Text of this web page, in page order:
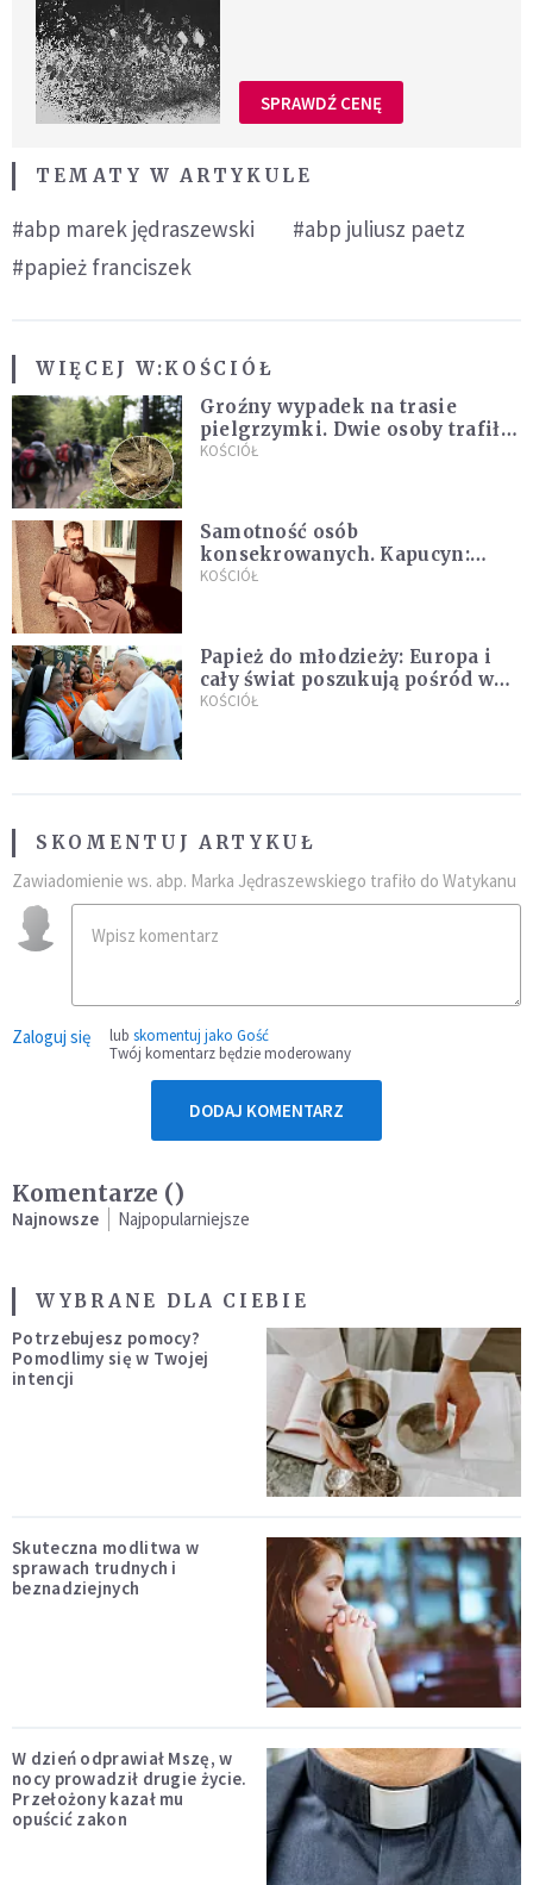
SPRAWDŹ CENĘ
TEMATY W ARTYKULE
#abp marek jędraszewski
#abp juliusz paetz
#papież franciszek
WIĘCEJ W:KOŚCIÓŁ
Groźny wypadek na trasie
pielgrzymki. Dwie osoby trafiły
do szpitala
KOŚCIÓŁ
Samotność osób
konsekrowanych. Kapucyn:
Życie w pojedynkę rzadko jest
KOŚCIÓŁ
Papież do młodzieży: Europa i
cały świat poszukują pośród was
nowych świętych
KOŚCIÓŁ
SKOMENTUJ ARTYKUŁ
Zawiadomienie ws. abp. Marka Jędraszewskiego trafiło do Watykanu
Zaloguj się lub skomentuj jako Gość
Twój komentarz będzie moderowany
DODAJ KOMENTARZ
Komentarze ()
Najnowsze Najpopularniejsze
WYBRANE DLA CIEBIE
Potrzebujesz pomocy?
Pomodlimy się w Twojej
intencji
Skuteczna modlitwa w
sprawach trudnych i
beznadziejnych
W dzień odprawiał Mszę, w
nocy prowadził drugie życie.
Przełożony kazał mu
opuścić zakon